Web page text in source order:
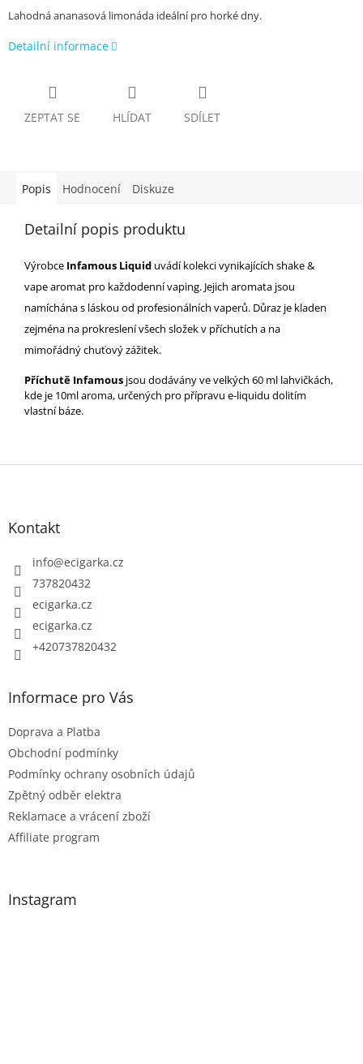
Lahodná ananasová limonáda ideální pro horké dny.
Detailní informace
ZEPTAT SE HLÍDAT SDÍLET
Popis Hodnocení Diskuze
Detailní popis produktu
Výrobce Infamous Liquid uvádí kolekci vynikajících shake &
vape aromat pro každodenní vaping. Jejich aromata jsou
namíchána s láskou od profesionálních vaperů. Důraz je kladen
zejména na prokreslení všech složek v příchutích a na
mimořádný chuťový zážitek.
Příchutě Infamous jsou dodávány ve velkých 60 ml lahvičkách,
kde je 10ml aroma, určených pro přípravu e-liquidu dolitím
vlastní báze.
Kontakt
info@ecigarka.cz
737820432
ecigarka.cz
ecigarka.cz
+420737820432
Informace pro Vás
Doprava a Platba
Obchodní podmínky
Podmínky ochrany osobních údajů
Zpětný odběr elektra
Reklamace a vrácení zboží
Affiliate program
Instagram